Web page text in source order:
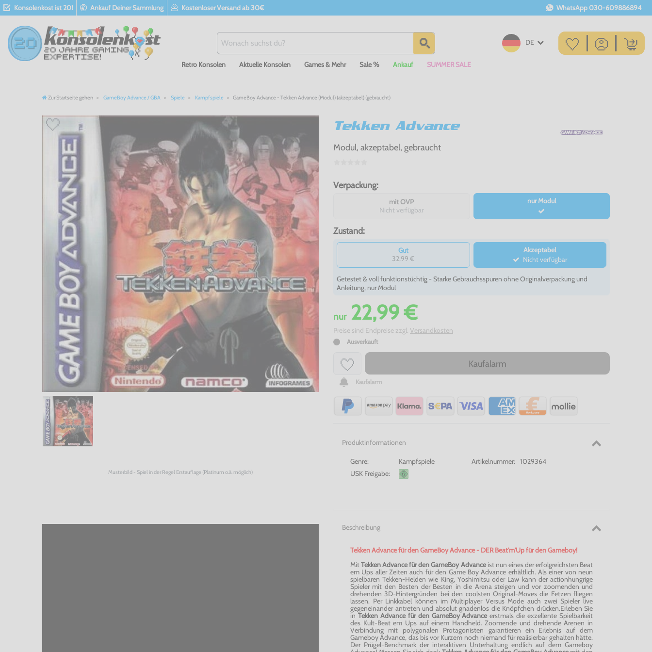
Konsolenkost ist 20! Ankauf Deiner Sammlung Kostenloser Versand ab 30€ WhatsApp 030-609886894
DE
Retro Konsolen Aktuelle Konsolen Games & Mehr Sale % Ankauf SUMMER SALE
Zur Startseite gehen GameBoy Advance / GBA Spiele Kampfspiele GameBoy Advance - Tekken Advance (Modul) (akzeptabel) (gebraucht)
Musterbild - Spiel in der Regel Erstauflage (Platinum o.ä. möglich)
Tekken Advance
Modul, akzeptabel, gebraucht
Verpackung:
mit OVP
Nicht verfügbar
nur Modul
Zustand:
Gut
32,99 €
Akzeptabel
Nicht verfügbar
Getestet & voll funktionstüchtig - Starke Gebrauchsspuren ohne Originalverpackung und
Anleitung, nur Modul
nur22,99 €
Preise sind Endpreise zzgl. Versandkosten
Ausverkauft
Kaufalarm
Kaufalarm
Produktinformationen
Genre: Kampfspiele Artikelnummer:
1029364
USK Freigabe:
Beschreibung
Tekken Advance für den GameBoy Advance - DER Beat'm'Up für den Gameboy!
MitTekken Advance für den GameBoy Advanceist nun eines der erfolgreichsten Beat
em Ups aller Zeiten auch für den Game Boy Advance erhältlich. Als einer von neun
spielbaren Tekken-Helden wie King, Yoshimitsu oder Law kann der actionhungrige
Spieler mit den Besten der Besten in die Arena steigen und vor zoomenden und
drehenden 3D-Hintergründen bei den coolsten Original-Moves die Fetzen fliegen
lassen. Per Linkkabel können im Multiplayer Versus Mode auch zwei Spieler live
gegeneinander antreten und absolut gnadenlos die Knöpfchen drücken.Erleben Sie
in Tekken Advance für den GameBoy Advanceerstmals die exzellente Spielbarkeit
des Kult-Beat em Ups auf einem Handheld. Zoomende und drehende Arenen in
Verbindung mit polygonalen Protagonisten garantieren ein Erlebnis auf dem
Gameboy Advance, das bis vor Kurzem noch niemand für realisierbar gehalten hätte.
Der Prügel-Benchmark der interaktiven Unterhaltung endlich auf dem Gameboy